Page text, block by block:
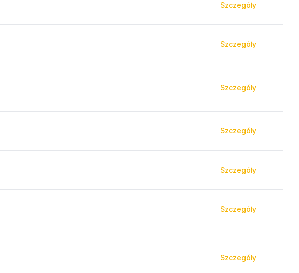
Szczegóły
Szczegóły
Szczegóły
Szczegóły
Szczegóły
Szczegóły
Szczegóły